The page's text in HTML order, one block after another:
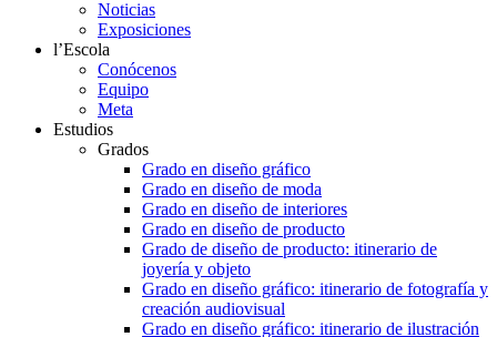
Noticias
Exposiciones
l’Escola
Conócenos
Equipo
Meta
Estudios
Grados
Grado en diseño gráfico
Grado en diseño de moda
Grado en diseño de interiores
Grado en diseño de producto
Grado de diseño de producto: itinerario de
joyería y objeto
Grado en diseño gráfico: itinerario de fotografía y
creación audiovisual
Grado en diseño gráfico: itinerario de ilustración